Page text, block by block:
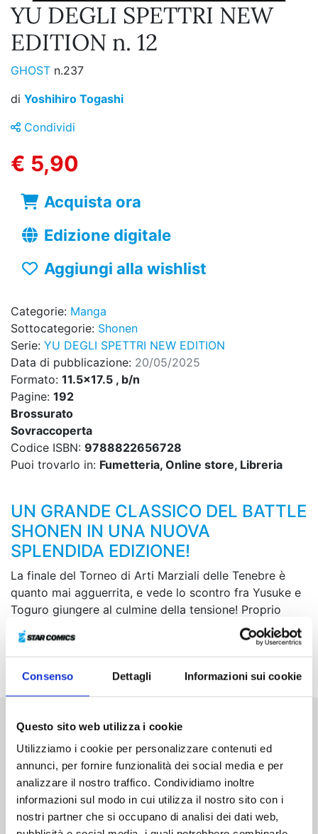
Consenso Dettagli Informazioni sui cookie
Questo sito web utilizza i cookie
Utilizziamo i cookie per personalizzare contenuti ed
annunci, per fornire funzionalità dei social media e per
analizzare il nostro traffico. Condividiamo inoltre
informazioni sul modo in cui utilizza il nostro sito con i
nostri partner che si occupano di analisi dei dati web,
YU DEGLI SPETTRI NEW
EDITION n. 12
GHOST n.237
di Yoshihiro Togashi
Condividi
€ 5,90
Acquista ora
Edizione digitale
Aggiungi alla wishlist
Categorie: Manga
Sottocategorie: Shonen
Serie: YU DEGLI SPETTRI NEW EDITION
Data di pubblicazione: 20/05/2025
Formato: 11.5x17.5 , b/n
Pagine: 192
Brossurato
Sovraccoperta
Codice ISBN: 9788822656728
Puoi trovarlo in: Fumetteria, Online store, Libreria
UN GRANDE CLASSICO DEL BATTLE
SHONEN IN UNA NUOVA
SPLENDIDA EDIZIONE!
La finale del Torneo di Arti Marziali delle Tenebre è
quanto mai agguerrita, e vede lo scontro fra Yusuke e
Toguro giungere al culmine della tensione! Proprio
quando i due sembravano aver sfoderato il massimo
della forza, rivelano nuove carte da giocare... Quale
sarà la mossa vincente?!
Altri volumi della serie